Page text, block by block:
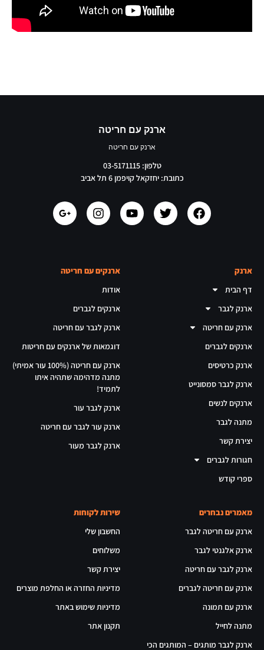
ארנק עם חריטה
ארנק עם חריטה
טלפון: 03-5171115
כתובת: יחזקאל קויפמן 6 תל אביב
ארנק
דף הבית
ארנק לגבר
ארנק עם חריטה
ארנקים לגברים
ארנק כרטיסים
ארנק לגבר סמסונייט
ארנקים לנשים
מתנה לגבר
יצירת קשר
חגורות לגברים
ספרי קודש
ארנקים עם חריטה
אודות
ארנקים לגברים
ארנק לגבר עם חריטה
דוגמאות של ארנקים עם חריטות
ארנק עם חריטה (100% עור אמיתי)
מתנה מדהימה שתהיה איתו
לתמיד!
ארנק לגבר עור
ארנק עור לגבר עם חריטה
ארנק לגבר מעור
מאמרים נבחרים
ארנק עם חריטה לגבר
ארנק אלגנטי לגבר
ארנק לגבר עם חריטה
ארנק עם חריטה לגברים
ארנק עם תמונה
מתנה לחייל
ארנק לגבר מותגים – המותגים הכי
שירות לקוחות
החשבון שלי
משלוחים
יצירת קשר
מדיניות החזרה או החלפת מוצרים
מדיניות שימוש באתר
תקנון אתר